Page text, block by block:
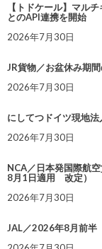
【トドケール】マル
とのAPI連携を開始
2026年7月30日
JR貨物／お盆休み期
2026年7月30日
にしてつドイツ現地
2026年7月30日
NCA／日本発国際航
8月1日適用 改定）
2026年7月30日
JAL／2026年8月前半